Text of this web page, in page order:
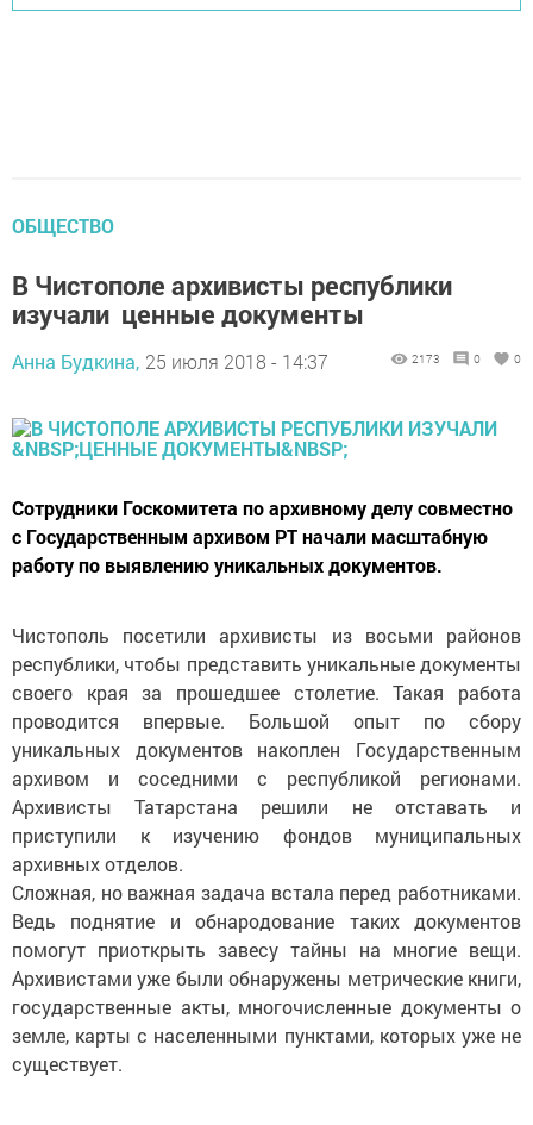
ОБЩЕСТВО
В Чистополе архивисты республики
изучали ценные документы
Анна Будкина, 25 июля 2018 - 14:37 2173 0 0
Сотрудники Госкомитета по архивному делу совместно
с Государственным архивом РТ начали масштабную
работу по выявлению уникальных документов.
Чистополь посетили архивисты из восьми районов
республики, чтобы представить уникальные документы
своего края за прошедшее столетие. Такая работа
проводится впервые. Большой опыт по сбору
уникальных документов накоплен Государственным
архивом и соседними с республикой регионами.
Архивисты Татарстана решили не отставать и
приступили к изучению фондов муниципальных
архивных отделов.
Сложная, но важная задача встала перед работниками.
Ведь поднятие и обнародование таких документов
помогут приоткрыть завесу тайны на многие вещи.
Архивистами уже были обнаружены метрические книги,
государственные акты, многочисленные документы о
земле, карты с населенными пунктами, которых уже не
существует.